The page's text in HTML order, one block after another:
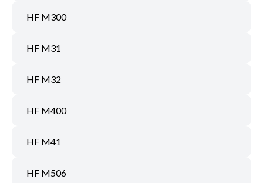
HF M300
HF M31
HF M32
HF M400
HF M41
HF M506